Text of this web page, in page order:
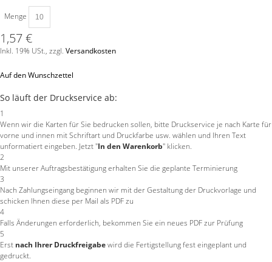
Menge
1,57 €
Inkl. 19% USt., zzgl. Versandkosten
Auf den Wunschzettel
So läuft der Druckservice ab:
1
Wenn wir die Karten für Sie bedrucken sollen, bitte Druckservice je nach Karte für
vorne und innen mit Schriftart und Druckfarbe usw. wählen und Ihren Text
unformatiert eingeben. Jetzt "In den Warenkorb" klicken.
2
Mit unserer Auftragsbestätigung erhalten Sie die geplante Terminierung
3
Nach Zahlungseingang beginnen wir mit der Gestaltung der Druckvorlage und
schicken Ihnen diese per Mail als PDF zu
4
Falls Änderungen erforderlich, bekommen Sie ein neues PDF zur Prüfung
5
Erst nach Ihrer Druckfreigabewird die Fertigstellung fest eingeplant und
gedruckt.